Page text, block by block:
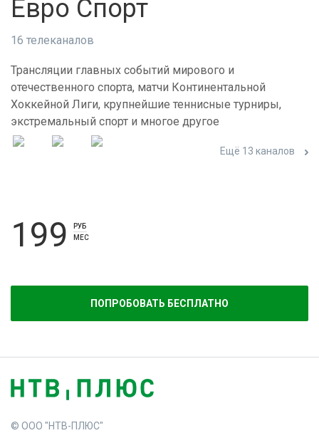
Евро Спорт
16 телеканалов
Трансляции главных событий мирового и
отечественного спорта, матчи Континентальной
Хоккейной Лиги, крупнейшие теннисные турниры,
экстремальный спорт и многое другое
Ещё 13 каналов
199
РУБ
МЕС
ПОПРОБОВАТЬ БЕСПЛАТНО
© ООО "НТВ-ПЛЮС"